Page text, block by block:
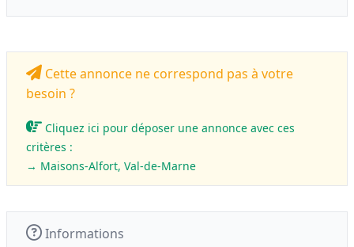
Cette annonce ne correspond pas à votre
besoin ?
Cliquez ici pour déposer une annonce avec ces
critères :
→ Maisons-Alfort, Val-de-Marne
Informations